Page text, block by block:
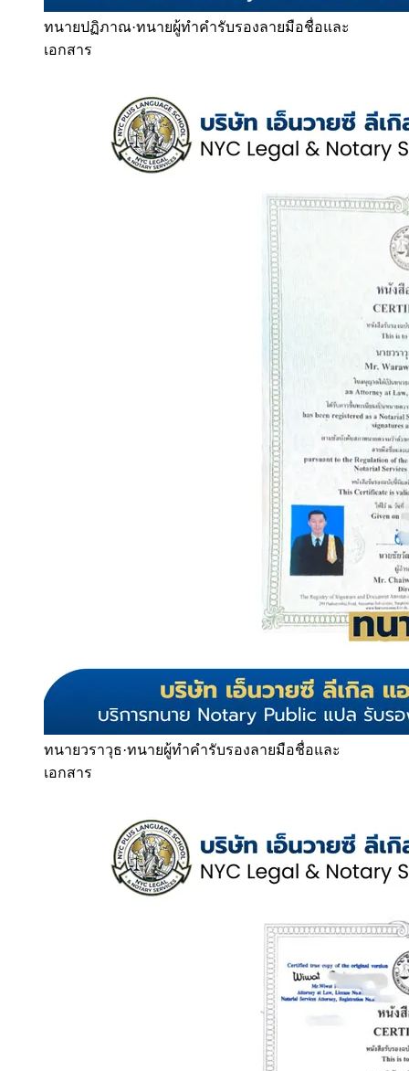
ทนายปฏิภาณ·ทนายผู้ทำคำรับรองลายมือชื่อและ
เอกสาร
ทนายวราวุธ·ทนายผู้ทำคำรับรองลายมือชื่อและ
เอกสาร